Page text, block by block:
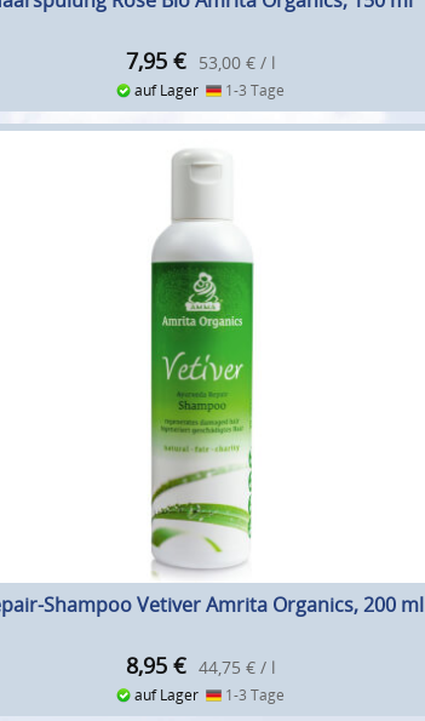
7,95 € 53,00 € / l
auf Lager 1-3 Tage
Shampoo Vetiver Amrita Organics, 200 ml
8,95 € 44,75 € / l
auf Lager 1-3 Tage